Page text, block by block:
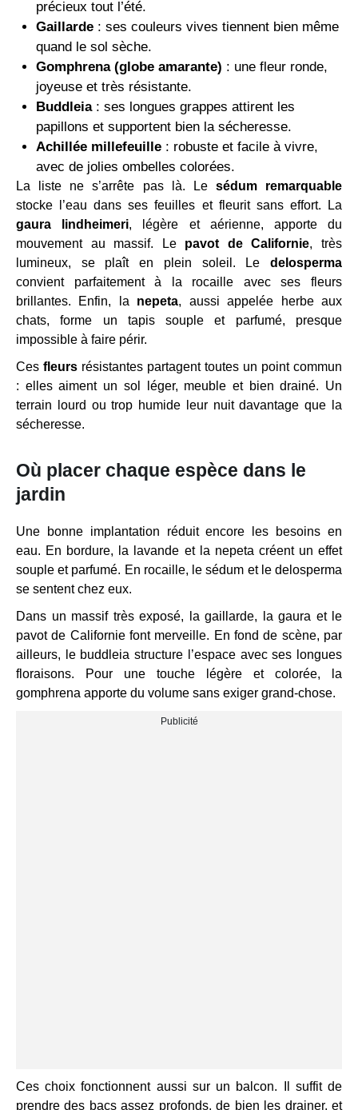
précieux tout l’été.
Gaillarde : ses couleurs vives tiennent bien même
quand le sol sèche.
Gomphrena (globe amarante) : une fleur ronde,
joyeuse et très résistante.
Buddleia: ses longues grappes attirent les
papillons et supportent bien la sécheresse.
Achillée millefeuille : robuste et facile à vivre,
avec de jolies ombelles colorées.
La liste ne s’arrête pas là. Le sédum remarquable
stocke l’eau dans ses feuilles et fleurit sans effort. La
gaura lindheimeri, légère et aérienne, apporte du
mouvement au massif. Le pavot de Californie, très
lumineux, se plaît en plein soleil. Le delosperma
convient parfaitement à la rocaille avec ses fleurs
brillantes. Enfin, la nepeta, aussi appelée herbe aux
chats, forme un tapis souple et parfumé, presque
impossible à faire périr.
Ces fleurs résistantes partagent toutes un point commun
: elles aiment un sol léger, meuble et bien drainé. Un
terrain lourd ou trop humide leur nuit davantage que la
sécheresse.
Où placer chaque espèce dans le
jardin
Une bonne implantation réduit encore les besoins en
eau. En bordure, la lavande et la nepeta créent un effet
souple et parfumé. En rocaille, le sédum et le delosperma
se sentent chez eux.
Dans un massif très exposé, la gaillarde, la gaura et le
pavot de Californie font merveille. En fond de scène, par
ailleurs, le buddleia structure l’espace avec ses longues
floraisons. Pour une touche légère et colorée, la
gomphrena apporte du volume sans exiger grand-chose.
Ces choix fonctionnent aussi sur un balcon. Il suffit de
prendre des bacs assez profonds, de bien les drainer, et